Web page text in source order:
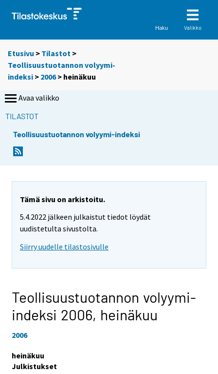
Haku Valikko
Etusivu > Tilastot >
Teollisuustuotannon volyymi-
indeksi > 2006> heinäkuu
Avaa valikko
TILASTOT
Teollisuustuotannon volyymi-indeksi
Tämä sivu on arkistoitu.
5.4.2022 jälkeen julkaistut tiedot löydät
uudistetulta sivustolta.
Siirry uudelle tilastosivulle
Teollisuustuotannon volyymi-
indeksi 2006, heinäkuu
2006
heinäkuu
Julkistukset